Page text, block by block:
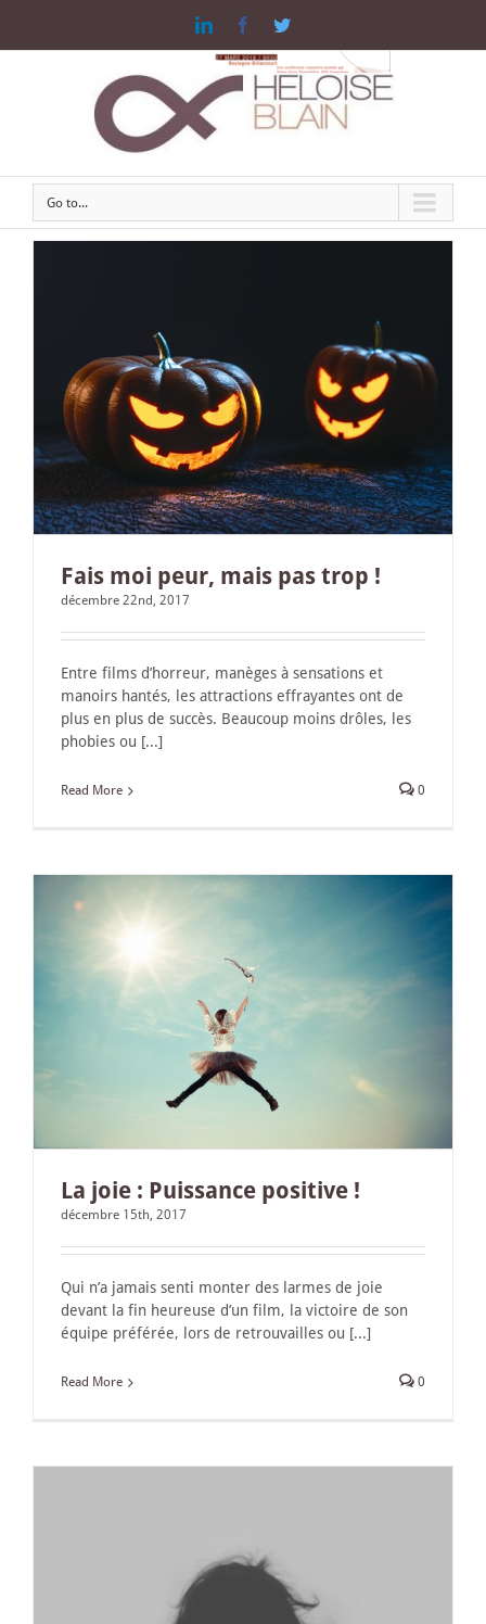
LinkedinFacebookTwitter
Go to...
Fais moi peur, mais pas trop !
décembre 22nd, 2017
Entre films d’horreur, manèges à sensations et
manoirs hantés, les attractions effrayantes ont de
plus en plus de succès. Beaucoup moins drôles, les
phobies ou [...]
Read More 0
La joie : Puissance positive !
décembre 15th, 2017
Qui n’a jamais senti monter des larmes de joie
devant la fin heureuse d’un film, la victoire de son
équipe préférée, lors de retrouvailles ou [...]
Read More 0